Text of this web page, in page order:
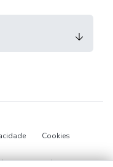
Cookies
reservados.